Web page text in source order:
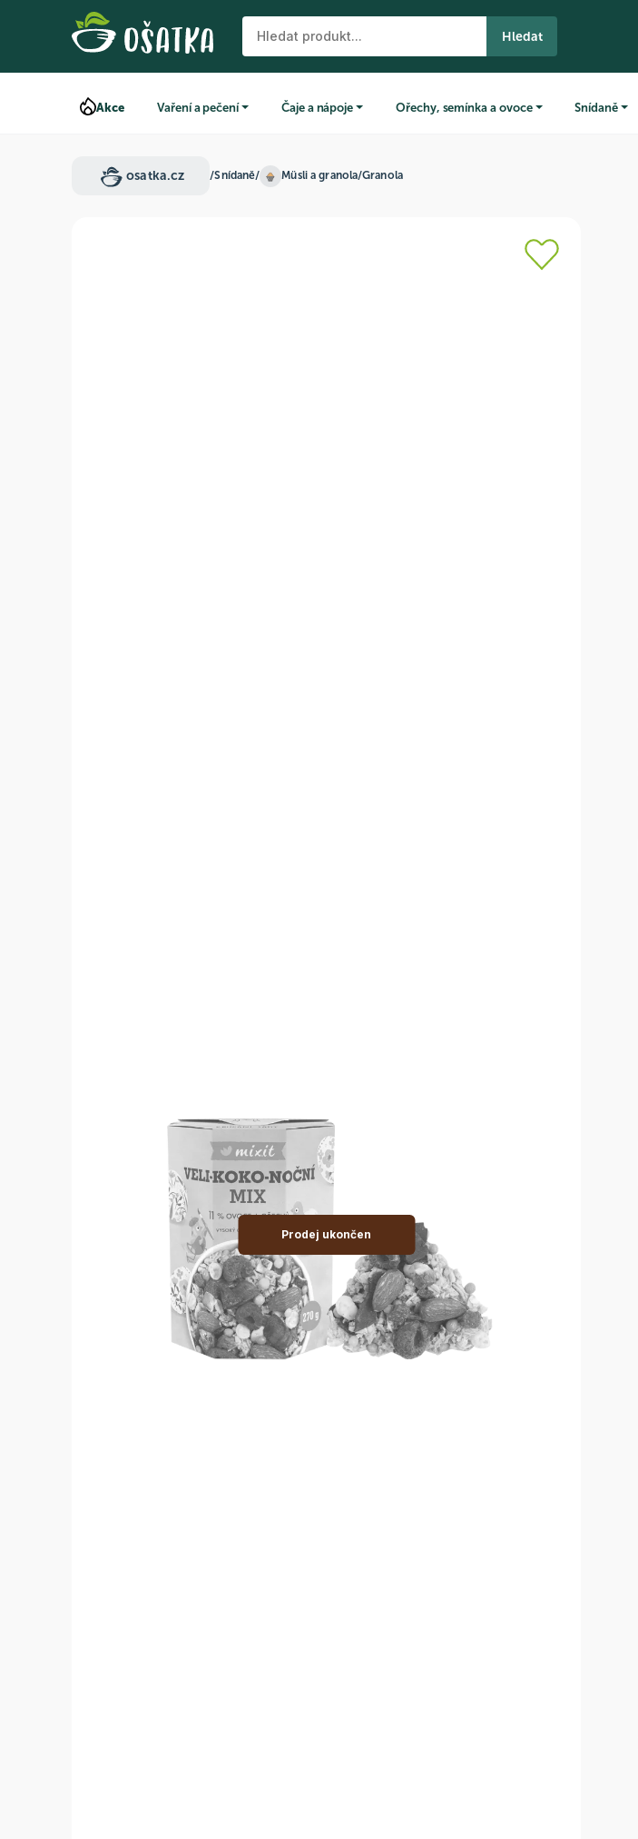
Hledat
Akce Vaření a pečení Čaje a nápoje Ořechy, semínka a ovoce Snídaně
osatka.cz /Snídaně/ Müsli a granola/Granola
Prodej ukončen